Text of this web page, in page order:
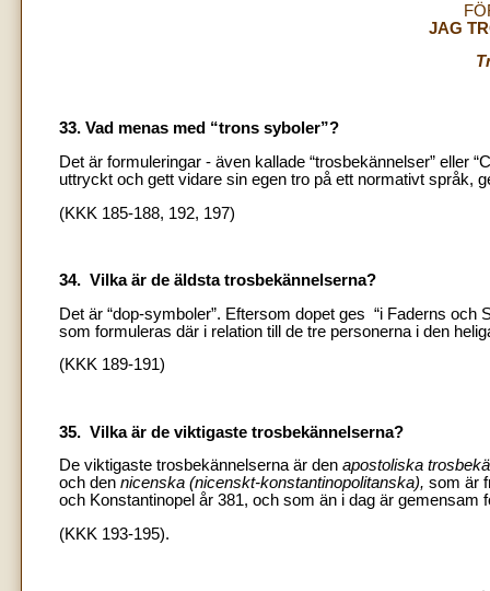
JAG
33. Vad menas med “trons syboler”?
Det är formuleringar - även kallade “trosbekännelser” eller
uttryckt och gett vidare sin egen tro på ett normativt språk,
(KKK 185-188, 192, 197)
34. Vilka är de äldsta trosbekännelserna?
Det är “dop-symboler”. Eftersom dopet ges “i Faderns och
som formuleras där i relation till de tre personerna i den
(KKK 189-191)
35. Vilka är de viktigaste trosbekännelserna?
De viktigaste trosbekännelserna är den apostoliska
och den nicenska (nicenskt-konstantinopolitanska), som är
och Konstantinopel år 381, och som än i dag är gemensam
(KKK 193-195).